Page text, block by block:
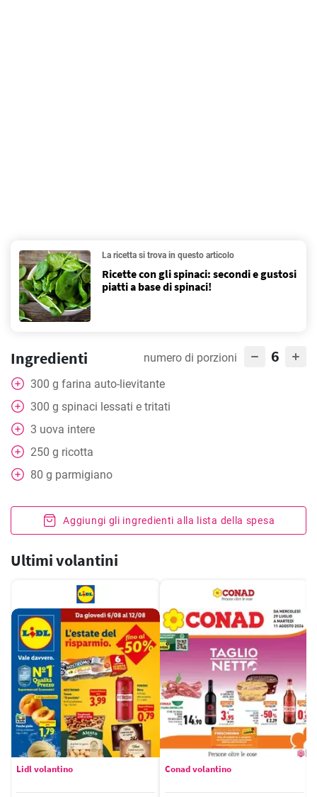
La ricetta si trova in questo articolo
Ricette con gli spinaci: secondi e gustosi
piatti a base di spinaci!
Ingredienti numero di porzioni 6
300 g farina auto-lievitante
300 g spinaci lessati e tritati
3 uova intere
250 g ricotta
80 g parmigiano
Aggiungi gli ingredienti alla lista della spesa
Ultimi volantini
Lidl volantino Conad volantino